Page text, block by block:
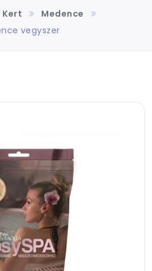
Kert
Medence
vegyszer